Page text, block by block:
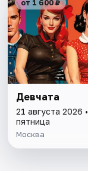
от 1 600 ₽
Девчата
21 августа 2026 •
пятница
Москва